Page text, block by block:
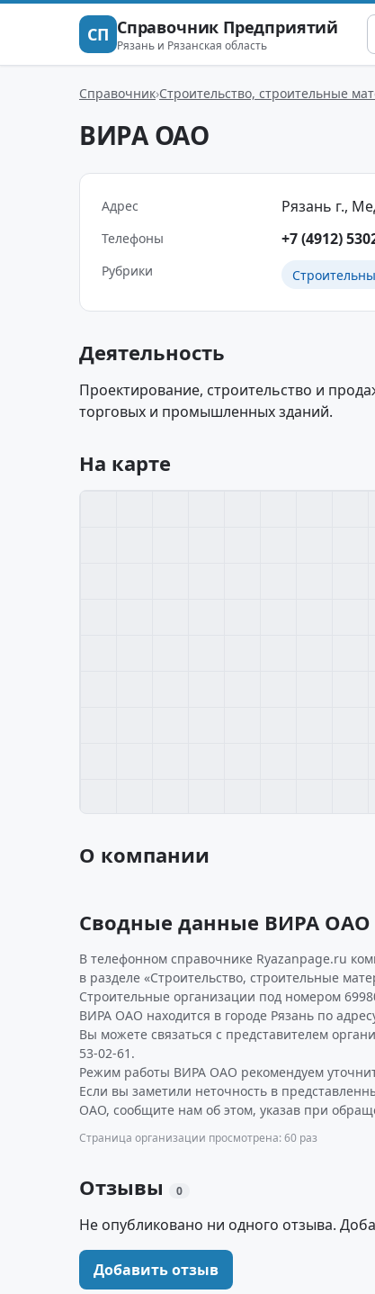
СП Справочник Предприятий
Рязань и Рязанская область
Справочник Строительство, строительные
ВИРА ОАО
Адрес Рязань г.,
Телефоны +7 (4912)
Рубрики
Деятельность
Проектирование, строительство и
торговых и промышленных зданий.
На карте
О компании
Сводные данные ВИРА ОАО
В телефонном справочнике Ryazanpage.ru
в разделе «Строительство, строительные
Строительные организации под номером
ВИРА ОАО находится в городе Рязань по
Вы можете связаться с представителем
53-02-61.
Режим работы ВИРА ОАО рекомендуем
Если вы заметили неточность в
ОАО, сообщите нам об этом, указав при
Страница организации просмотрена: 60 раз
Отзывы 0
Не опубликовано ни одного отзыва.
Добавить отзыв